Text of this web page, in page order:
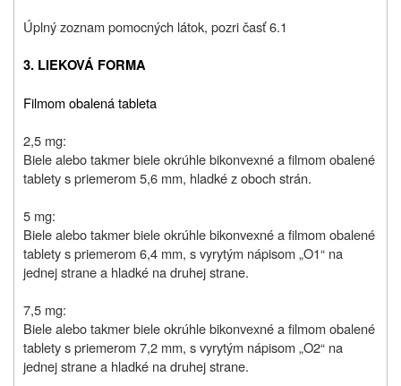
Úplný zoznam pomocných látok, pozri časť 6.1
3. LIEKOVÁ FORMA
Filmom obalená tableta
2,5 mg:
Biele alebo takmer biele okrúhle bikonvexné a filmom obalené
tablety s priemerom 5,6 mm, hladké z oboch strán.
5 mg:
Biele alebo takmer biele okrúhle bikonvexné a filmom obalené
tablety s priemerom 6,4 mm, s vyrytým nápisom „O1“ na
jednej strane a hladké na druhej strane.
7,5 mg:
Biele alebo takmer biele okrúhle bikonvexné a filmom obalené
tablety s priemerom 7,2 mm, s vyrytým nápisom „O2“ na
jednej strane a hladké na druhej strane.